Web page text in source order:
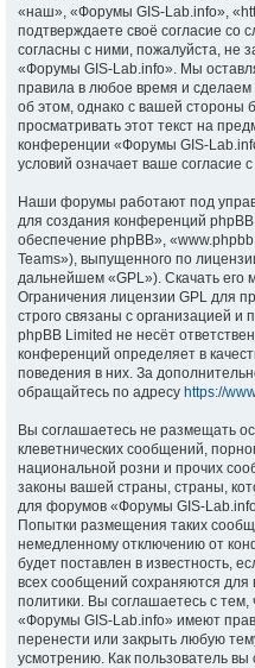
«наш», «Форумы GIS-Lab.info»,
подтверждаете своё согласие
согласны с ними, пожалуйста, не
«Форумы GIS-Lab.info». Мы
правила в любое время и
об этом, однако с вашей стороны
просматривать этот текст на
конференции «Форумы GIS-
условий означает ваше согласие
Наши форумы работают под
для создания конференций
обеспечение phpBB»,
Teams»), выпущенного по
дальнейшем «GPL»). Скачать его
Ограничения лицензии GPL для
строго связаны с организацией
phpBB Limited не несёт
конференций определяет в
поведения в них. За
обращайтесь по адресу https://
Вы соглашаетесь не размещать
клеветнических сообщений,
национальной розни и прочих
законы вашей страны, страны,
для форумов «Форумы GIS-
Попытки размещения таких
немедленному отключению от
будет поставлен в известность,
всех сообщений сохраняются для
политики. Вы соглашаетесь с
«Форумы GIS-Lab.info» имеют
перенести или закрыть любую
усмотрению. Как пользователь вы